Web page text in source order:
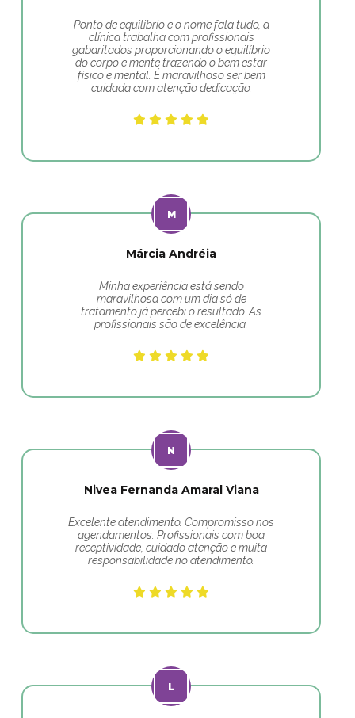
Ponto de equilibrio e o nome fala tudo, a
clínica trabalha com profissionais
gabaritados proporcionando o equilíbrio
do corpo e mente trazendo o bem estar
físico e mental. É maravilhoso ser bem
cuidada com atenção dedicação.
Márcia Andréia
Minha experiência está sendo
maravilhosa com um dia só de
tratamento já percebi o resultado. As
profissionais são de excelência.
Nivea Fernanda Amaral Viana
Excelente atendimento. Compromisso nos
agendamentos. Profissionais com boa
receptividade, cuidado atenção e muita
responsabilidade no atendimento.